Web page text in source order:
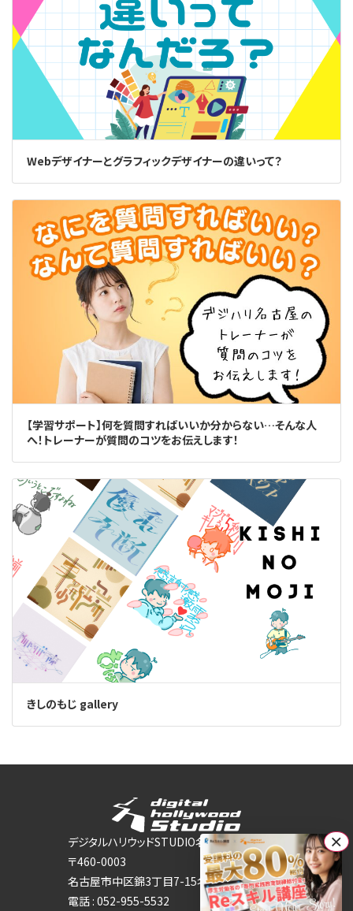
Webデザイナーとグラフィックデザイナーの違いって？
【学習サポート】何を質問すればいいか分からない…そんな人
へ！トレーナーが質問のコツをお伝えします！
きしのもじ gallery
デジタルハリウッドSTUDIO名古屋
〒460-0003
名古屋市中区錦3丁目7-15名古屋DICビル 8Ｆ
電話 : 052-955-5532
×